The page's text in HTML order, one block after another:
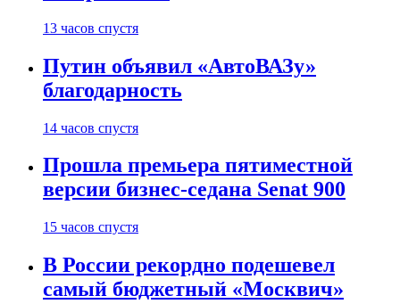
13 часов спустя
Путин объявил «АвтоВАЗу»
благодарность
14 часов спустя
Прошла премьера пятиместной
версии бизнес-седана Senat 900
15 часов спустя
В России рекордно подешевел
самый бюджетный «Москвич»